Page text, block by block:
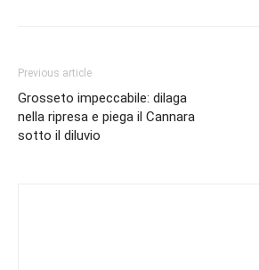
Previous article
Grosseto impeccabile: dilaga
nella ripresa e piega il Cannara
sotto il diluvio